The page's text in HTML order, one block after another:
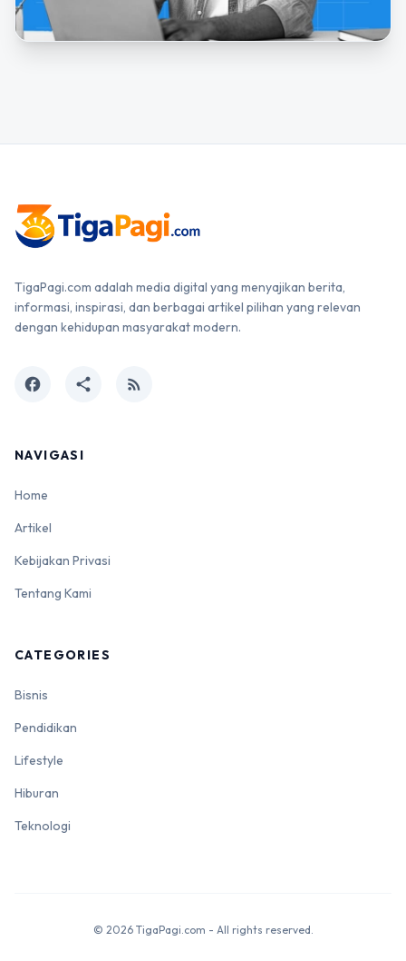
TigaPagi.com adalah media digital yang menyajikan berita,
informasi, inspirasi, dan berbagai artikel pilihan yang relevan
dengan kehidupan masyarakat modern.
facebook share rss_feed
NAVIGASI
Home
Artikel
Kebijakan Privasi
Tentang Kami
CATEGORIES
Bisnis
Pendidikan
Lifestyle
Hiburan
Teknologi
© 2026 TigaPagi.com - All rights reserved.